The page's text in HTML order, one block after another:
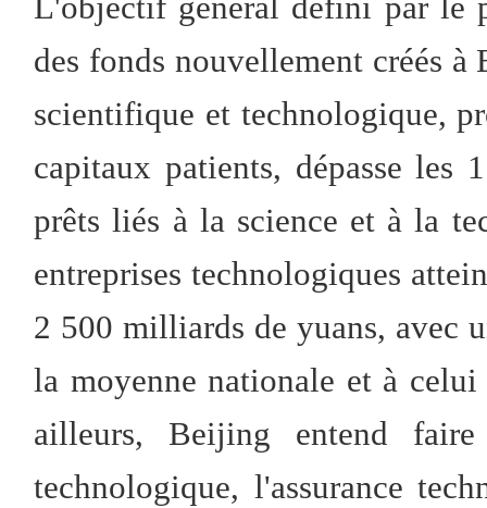
des fonds nouvellement créés
scientifique et technologique,
capitaux patients, dépasse
prêts liés à la science et à la
entreprises technologiques
2 500 milliards de yuans, avec
la moyenne nationale et à
ailleurs, Beijing entend
technologique, l'assurance